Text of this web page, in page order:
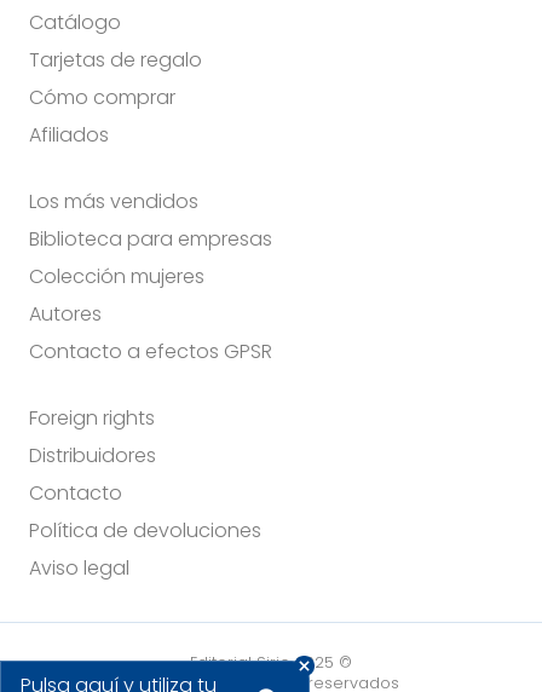
Pulsa aquí y utiliza tu
Catálogo
Tarjetas de regalo
Cómo comprar
Afiliados
Los más vendidos
Biblioteca para empresas
Colección mujeres
Autores
Contacto a efectos GPSR
Foreign rights
Distribuidores
Contacto
Política de devoluciones
Aviso legal
Editorial Sirio 2025 ©
Todos los derechos reservados